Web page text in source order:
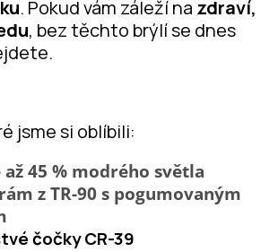
. Pokud vám záleží na zdraví,
, bez těchto brýlí se dnes
jsme si oblíbili:
45 % modrého světla
z TR-90 s pogumovaným
čočky CR-39